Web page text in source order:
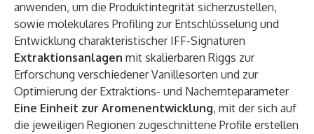
anwenden, um die Produktintegrität sicherzustellen,
sowie molekulares Profiling zur Entschlüsselung und
Entwicklung charakteristischer IFF-Signaturen
Extraktionsanlagen mit skalierbaren Riggs zur
Erforschung verschiedener Vanillesorten und zur
Optimierung der Extraktions- und Nachernteparameter
Eine Einheit zur Aromenentwicklung, mit der sich auf
die jeweiligen Regionen zugeschnittene Profile erstellen